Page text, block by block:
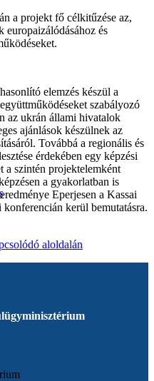
a projekt fő célkitűzése az,
europaizálódásához és
elemzés készül a
szabályozó
az ukrán állami hivatalok
ajánlások készülnek az
Továbbá a regionális és
érdekében egy képzési
a szintén projektelemként
a gyakorlatban is
Eperjesen a Kassai
kerül bemutatásra.
aloldalán